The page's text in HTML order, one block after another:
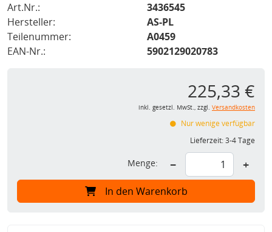
Art.Nr.:
3436545
Hersteller:
AS-PL
Teilenummer:
A0459
EAN-Nr.:
5902129020783
225,33 €
inkl. gesetzl. MwSt., zzgl. Versandkosten
Nur wenige verfügbar
Lieferzeit:3-4 Tage
Menge: − +
In den Warenkorb